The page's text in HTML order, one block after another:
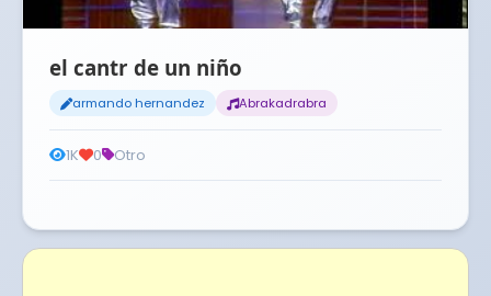
el cantr de un niño
armando hernandez Abrakadrabra
1K 0 Otro